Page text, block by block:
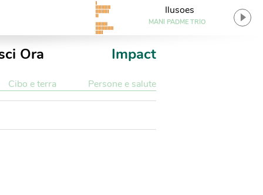
Ilusoes
MANI PADME TRIO
Ora Impact
Cibo e terra Persone e salute